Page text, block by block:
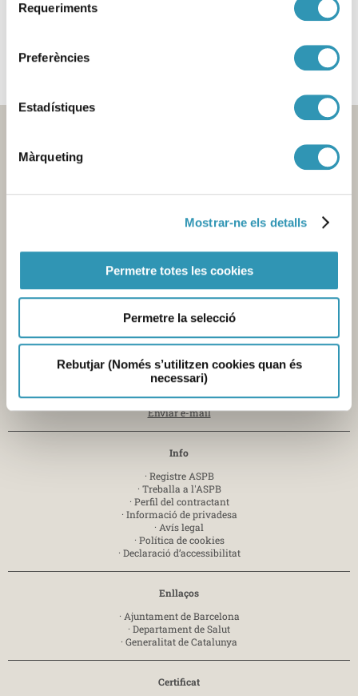
Requeriments
Preferències
Estadístiques
Màrqueting
Mostrar-ne els detalls
Permetre totes les cookies
Permetre la selecció
Rebutjar (Només s’utilitzen cookies quan és
necessari)
Aquesta informació es pot trobar a:
Contacte
Seu central de l'Agència
Pl. Lesseps, 1 - 08023 Barcelona -T. 932 384 545
Laboratori
Mercabarna
Enviar e-mail
Info
· Registre ASPB
· Treballa a l'ASPB
· Perfil del contractant
· Informació de privadesa
· Avís legal
· Política de cookies
· Declaració d’accessibilitat
Enllaços
· Ajuntament de Barcelona
· Departament de Salut
· Generalitat de Catalunya
Certificat